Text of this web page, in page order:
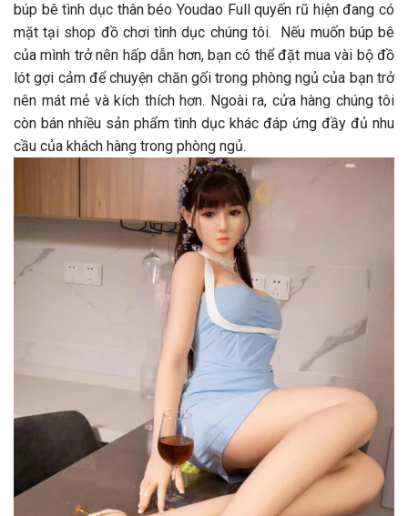
búp bê tình dục thân béo Youdao Full quyến rũ hiện đang có
mặt tại shop đồ chơi tình dục chúng tôi. Nếu muốn búp bê
của mình trở nên hấp dẫn hơn, bạn có thể đặt mua vài bộ đồ
lót gợi cảm để chuyện chăn gối trong phòng ngủ của bạn trở
nên mát mẻ và kích thích hơn. Ngoài ra, cửa hàng chúng tôi
còn bán nhiều sản phẩm tình dục khác đáp ứng đầy đủ nhu
cầu của khách hàng trong phòng ngủ.